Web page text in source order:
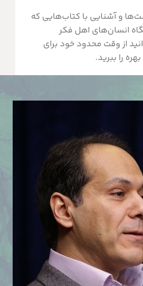
و آشنایی با کتاب‌هایی که
انسان‌های اهل فکر
از وقت محدود خود برای
را ببرید.